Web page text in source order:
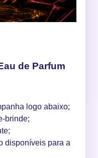
de Parfum
logo abaixo;
brinde;
disponíveis para a